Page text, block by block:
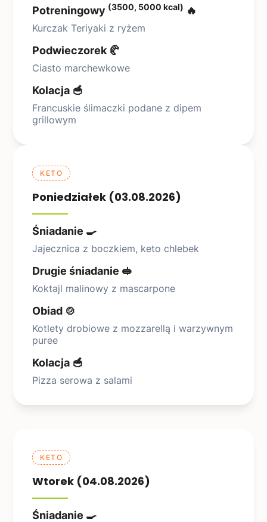
Potreningowy (3500, 5000 kcal) 🔥
Kurczak Teriyaki z ryżem
Podwieczorek 🥐
Ciasto marchewkowe
Kolacja 🥣
Francuskie ślimaczki podane z dipem
grillowym
KETO
Poniedziałek (03.08.2026)
Śniadanie 🍳
Jajecznica z boczkiem, keto chlebek
Drugie śniadanie 🥪
Koktajl malinowy z mascarpone
Obiad 🍲
Kotlety drobiowe z mozzarellą i warzywnym
puree
Kolacja 🥣
Pizza serowa z salami
KETO
Wtorek (04.08.2026)
Śniadanie 🍳